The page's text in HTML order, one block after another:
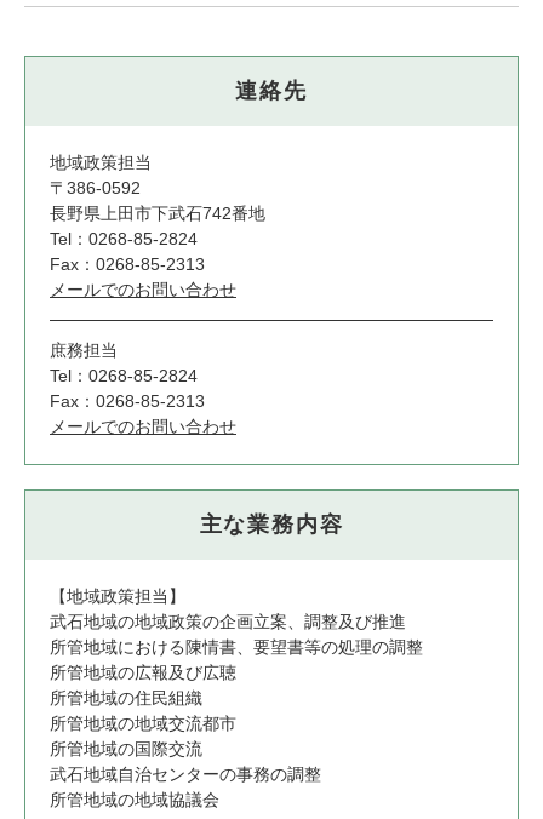
連絡先
地域政策担当
〒386-0592
長野県上田市下武石742番地
Tel：0268-85-2824
Fax：0268-85-2313
メールでのお問い合わせ
庶務担当
Tel：0268-85-2824
Fax：0268-85-2313
メールでのお問い合わせ
主な業務内容
【地域政策担当】
武石地域の地域政策の企画立案、調整及び推進
所管地域における陳情書、要望書等の処理の調整
所管地域の広報及び広聴
所管地域の住民組織
所管地域の地域交流都市
所管地域の国際交流
武石地域自治センターの事務の調整
所管地域の地域協議会